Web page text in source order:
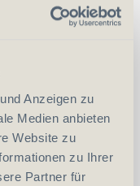
Anzeigen zu
Medien anbieten
Website zu
zu Ihrer
Partner für
Art.71823
In den Warenkorb